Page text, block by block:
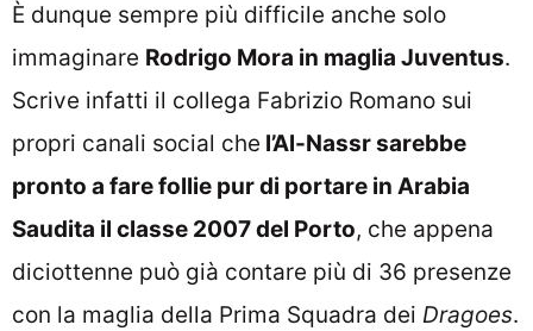
È dunque sempre più difficile anche solo
immaginare Rodrigo Mora in maglia Juventus.
Scrive infatti il collega Fabrizio Romano sui
propri canali social che l’Al-Nassr sarebbe
pronto a fare follie pur di portare in Arabia
Saudita il classe 2007 del Porto, che appena
diciottenne può già contare più di 36 presenze
con la maglia della Prima Squadra dei Dragoes.